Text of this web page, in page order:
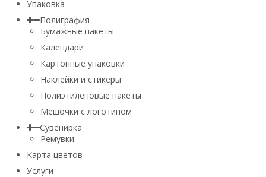
Упаковка
Полиграфия
Бумажные пакеты
Календари
Картонные упаковки
Наклейки и стикеры
Полиэтиленовые пакеты
Мешочки с логотипом
Сувенирка
Ремувки
Карта цветов
Услуги